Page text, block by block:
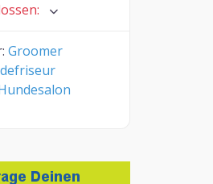
:
Groomer